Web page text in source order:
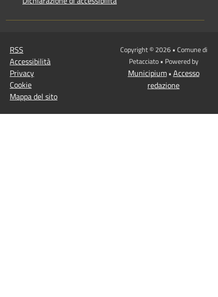
RSS
Accessibilità
Privacy
Cookie
Mappa del sito
Copyright © 2026 • Comune di
Petacciato • Powered by
Municipium• Accesso
redazione